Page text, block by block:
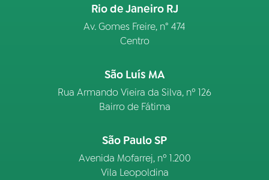
Rio de Janeiro RJ
Av. Gomes Freire, n° 474
Centro
São Luís MA
Rua Armando Vieira da Silva, nº 126
Bairro de Fátima
São Paulo SP
Avenida Mofarrej, nº 1.200
Vila Leopoldina